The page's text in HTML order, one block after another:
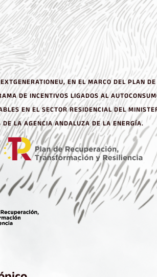
EN EL MARCO DEL PLAN DE
DE INCENTIVOS LIGADOS AL
EN EL SECTOR RESIDENCIAL DEL
LA AGENCIA ANDALUZA DE LA ENERGÍA.